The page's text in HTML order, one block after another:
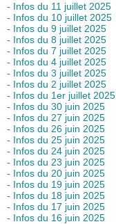
- Infos du 11 juillet 2025
- Infos du 10 juillet 2025
- Infos du 9 juillet 2025
- Infos du 8 juillet 2025
- Infos du 7 juillet 2025
- Infos du 4 juillet 2025
- Infos du 3 juillet 2025
- Infos du 2 juillet 2025
- Infos du 1er juillet 2025
- Infos du 30 juin 2025
- Infos du 27 juin 2025
- Infos du 26 juin 2025
- Infos du 25 juin 2025
- Infos du 24 juin 2025
- Infos du 23 juin 2025
- Infos du 20 juin 2025
- Infos du 19 juin 2025
- Infos du 18 juin 2025
- Infos du 17 juin 2025
- Infos du 16 juin 2025